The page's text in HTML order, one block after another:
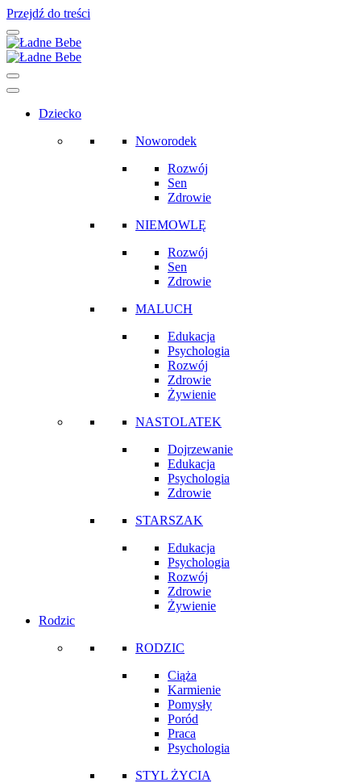
Przejdź do treści
Main
Navigation
Dziecko
Noworodek
Rozwój
Sen
Zdrowie
NIEMOWLĘ
Rozwój
Sen
Zdrowie
MALUCH
Edukacja
Psychologia
Rozwój
Zdrowie
Żywienie
NASTOLATEK
Dojrzewanie
Edukacja
Psychologia
Zdrowie
STARSZAK
Edukacja
Psychologia
Rozwój
Zdrowie
Żywienie
Rodzic
RODZIC
Ciąża
Karmienie
Pomysły
Poród
Praca
Psychologia
STYL ŻYCIA